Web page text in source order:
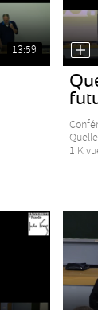
13:59
1 K